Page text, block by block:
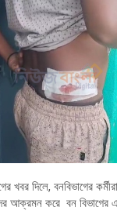
খবর দিলে, বনবিভাগের
আক্রমন করে বন বিভাগের